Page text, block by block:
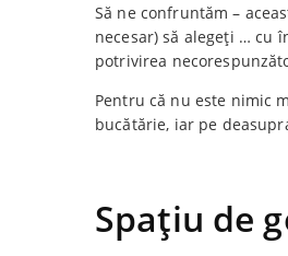
Să ne confruntăm –
necesar) să alegeți … cu
potrivirea
Pentru că nu este nimic
bucătărie, iar pe
Spațiu de